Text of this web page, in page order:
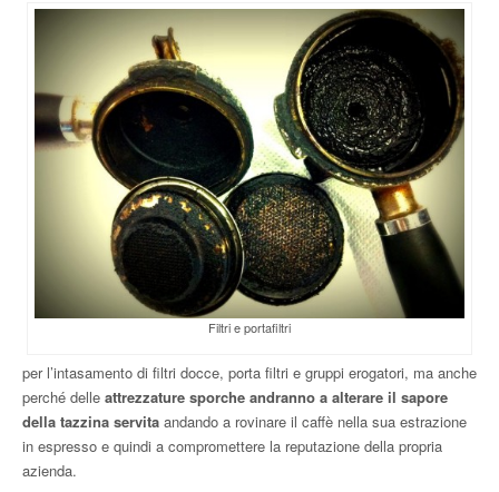
Filtri e portafiltri
per l’intasamento di filtri docce, porta filtri e gruppi erogatori, ma anche
perché delle attrezzature sporche andranno a alterare il sapore
della tazzina servita andando a rovinare il caffè nella sua estrazione
in espresso e quindi a compromettere la reputazione della propria
azienda.